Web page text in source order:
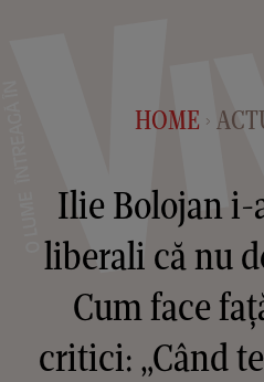
HOME >
Ilie Bolojan i-
liberali că nu
Cum face
critici: „Când